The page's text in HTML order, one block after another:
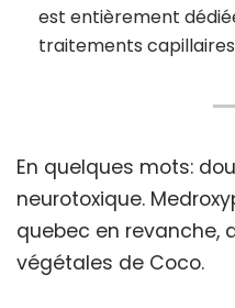
est entièrement
traitements
En quelques mots:
neurotoxique.
quebec en revanche,
végétales de Coco.